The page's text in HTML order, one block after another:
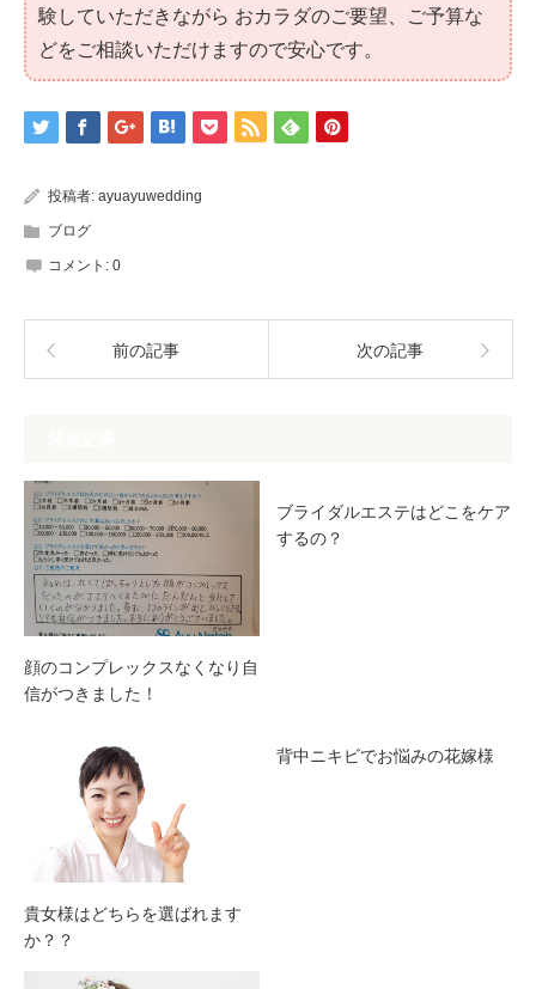
験していただきながら おカラダのご要望、ご予算な
どをご相談いただけますので安心です。
投稿者: ayuayuwedding
ブログ
コメント: 0
前の記事 次の記事
顔のコンプレックスなくなり自
信がつきました！
ブライダルエステはどこをケア
するの？
貴女様はどちらを選ばれます
か？？
背中ニキビでお悩みの花嫁様